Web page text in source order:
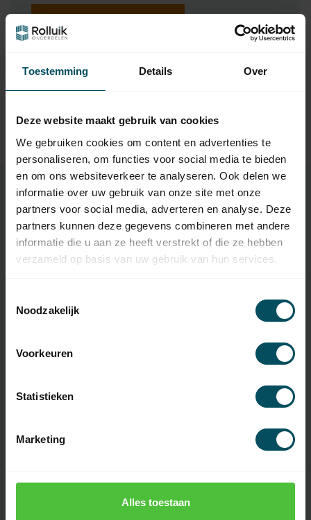
Toestemming Details Over
Deze website maakt gebruik van cookies
We gebruiken cookies om content en advertenties te
personaliseren, om functies voor social media te bieden
en om ons websiteverkeer te analyseren. Ook delen we
informatie over uw gebruik van onze site met onze
partners voor social media, adverteren en analyse. Deze
partners kunnen deze gegevens combineren met andere
informatie die u aan ze heeft verstrekt of die ze hebben
verzameld op basis van uw gebruik van hun services.
Noodzakelijk
Voorkeuren
Statistieken
Marketing
Alles toestaan
Gerelateerde producten
Simbac Band- en
koordoproller zwengel
Op voorraad
Specificaties
Artikelnummer 3987
Afmetingen
Kleur